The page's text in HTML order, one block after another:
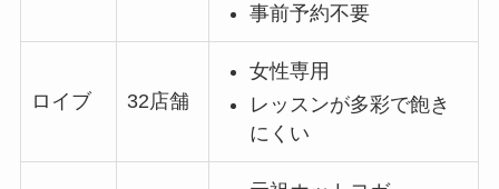
事前予約不要
ロイブ 32店舗
女性専用
レッスンが多彩で飽き
にくい